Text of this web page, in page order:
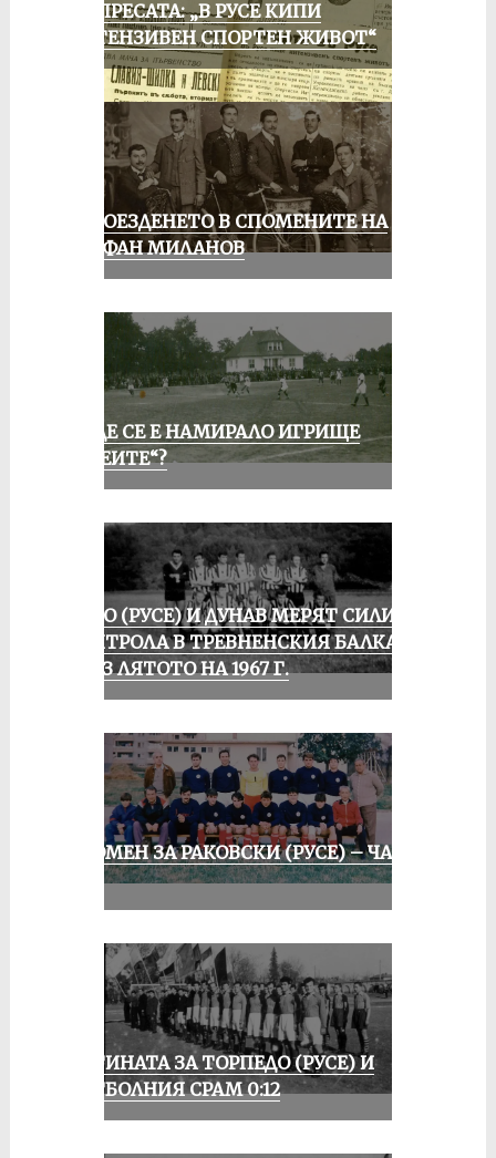
ОТ ПРЕСАТА: „В РУСЕ КИПИ
ИНТЕНЗИВЕН СПОРТЕН ЖИВОТ“
КОЛОЕЗДЕНЕТО В СПОМЕНИТЕ НА
СТЕФАН МИЛАНОВ
КЪДЕ СЕ Е НАМИРАЛО ИГРИЩЕ
„АЛЕИТЕ“?
ЛОКО (РУСЕ) И ДУНАВ МЕРЯТ СИЛИ В
КОНТРОЛА В ТРЕВНЕНСКИЯ БАЛКАН
ПРЕЗ ЛЯТОТО НА 1967 Г.
СПОМЕН ЗА РАКОВСКИ (РУСЕ) – ЧАСТ
ИСТИНАТА ЗА ТОРПЕДО (РУСЕ) И
ФУТБОЛНИЯ СРАМ 0:12